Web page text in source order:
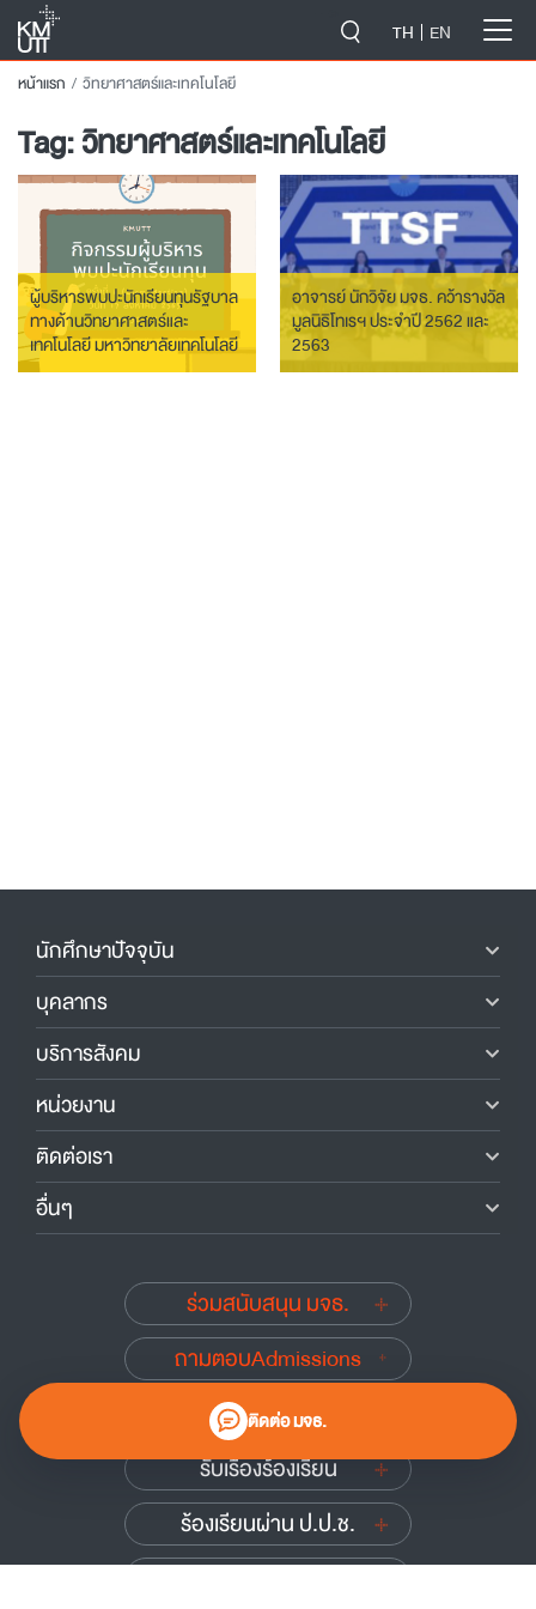
TH EN
หน้าแรก วิทยาศาสตร์และเทคโนโลยี
Tag:วิทยาศาสตร์และเทคโนโลยี
ผู้บริหารพบปะนักเรียนทุนรัฐบาล
ทางด้านวิทยาศาสตร์และ
เทคโนโลยี มหาวิทยาลัยเทคโนโลยี
พระจอมเกล้าธนบุรี
อาจารย์ นักวิจัย มจธ. คว้ารางวัล
มูลนิธิโทเรฯ ประจำปี 2562 และ
2563
ติดต่อ มจธ.
นักศึกษาปัจจุบัน
บุคลากร
บริการสังคม
หน่วยงาน
ติดต่อเรา
อื่นๆ
ร่วมสนับสนุน มจธ.
ถามตอบAdmissions
นักศึกษาเก่าสัมพันธ์
รับเรื่องร้องเรียน
ร้องเรียนผ่าน ป.ป.ช.